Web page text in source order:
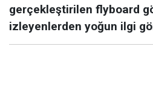
gerçekleştirilen flyboard
izleyenlerden yoğun ilgi